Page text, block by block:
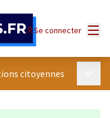
Se connecter
citoyennes